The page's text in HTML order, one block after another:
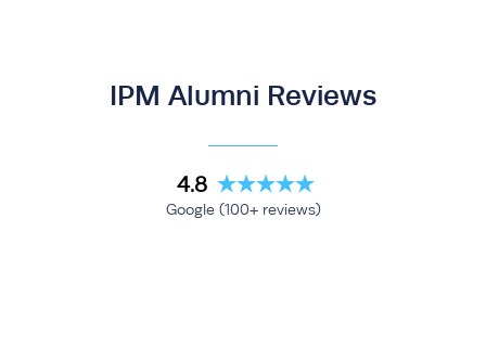
IPM Alumni Reviews
4.8
Google (100+ reviews)